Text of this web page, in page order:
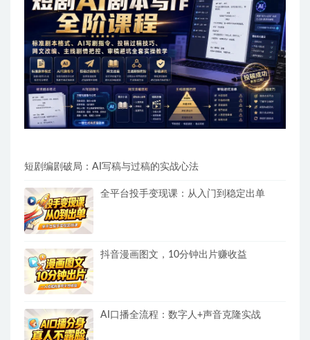
短剧编剧破局：AI写稿与过稿的实战心法
全平台投手变现课：从入门到稳定出单
抖音漫画图文，10分钟出片赚收益
AI口播全流程：数字人+声音克隆实战